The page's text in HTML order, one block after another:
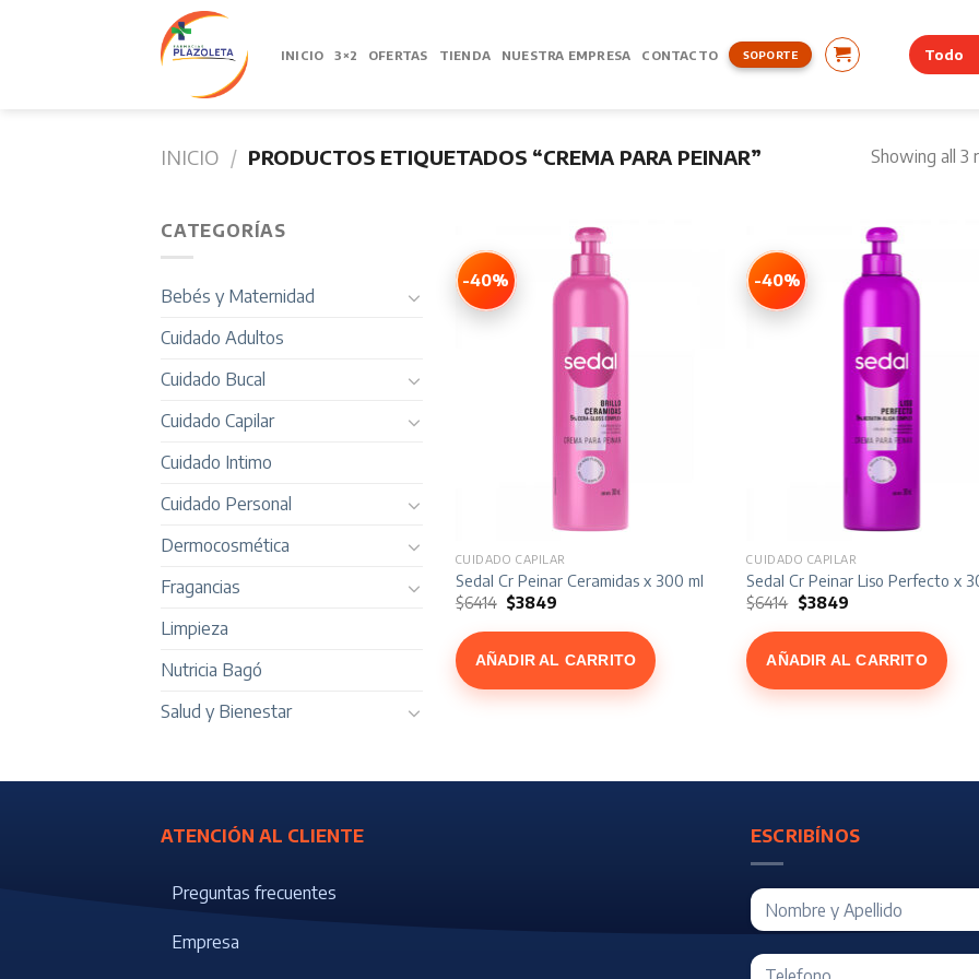
INICIO 3×2 OFERTAS TIENDA NUESTRA EMPRESA CONTACTO SOPORTE
INICIO / PRODUCTOS ETIQUETADOS “CREMA PARA PEINAR” Showing all 3
CATEGORÍAS
Bebés y Maternidad
Cuidado Adultos
Cuidado Bucal
Cuidado Capilar
Cuidado Intimo
Cuidado Personal
Dermocosmética
Fragancias
Limpieza
Nutricia Bagó
Salud y Bienestar
-40%
CUIDADO CAPILAR
Sedal Cr Peinar Ceramidas x 300 ml
$6414 El
precio
original
$6414.
$3849
actual
$3849.
AÑADIR AL CARRITO
-40%
CUIDADO CAPILAR
Sedal Cr Peinar Liso Perfecto x
$6414 El
precio
original
$6414.
$3849El
actual
$3849.
AÑADIR AL CARRITO
ATENCIÓN AL CLIENTE
Preguntas frecuentes
Empresa
ESCRIBÍNOS